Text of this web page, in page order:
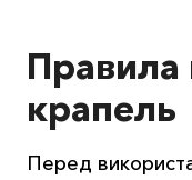
Правила
крапель
Перед